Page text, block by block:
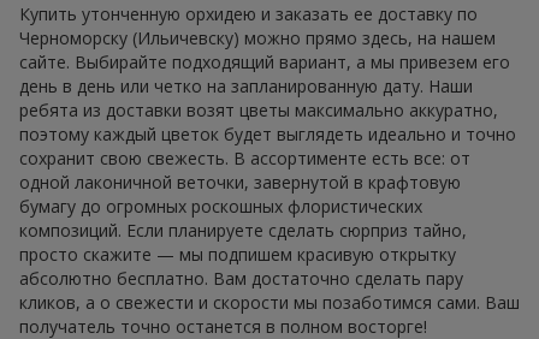
Купить утонченную орхидею и заказать ее доставку по
Черноморску (Ильичевску) можно прямо здесь, на нашем
сайте. Выбирайте подходящий вариант, а мы привезем его
день в день или четко на запланированную дату. Наши
ребята из доставки возят цветы максимально аккуратно,
поэтому каждый цветок будет выглядеть идеально и точно
сохранит свою свежесть. В ассортименте есть все: от
одной лаконичной веточки, завернутой в крафтовую
бумагу до огромных роскошных флористических
композиций. Если планируете сделать сюрприз тайно,
просто скажите — мы подпишем красивую открытку
абсолютно бесплатно. Вам достаточно сделать пару
кликов, а о свежести и скорости мы позаботимся сами. Ваш
получатель точно останется в полном восторге!